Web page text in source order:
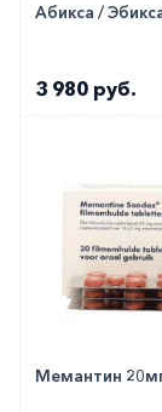
Абикса /
3 980 руб.
Мемантин